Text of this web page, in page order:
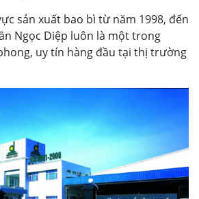
sản xuất bao bì từ năm 1998, đến
Ngọc Diệp luôn là một trong
uy tín hàng đầu tại thị trường